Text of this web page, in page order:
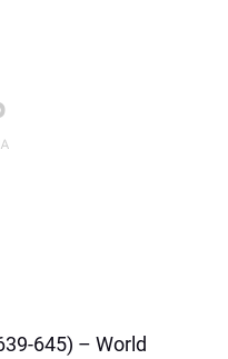
645) – World